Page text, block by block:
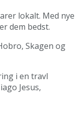
lokalt. Med nye
dem bedst.
Skagen og
i en travl
Jesus,